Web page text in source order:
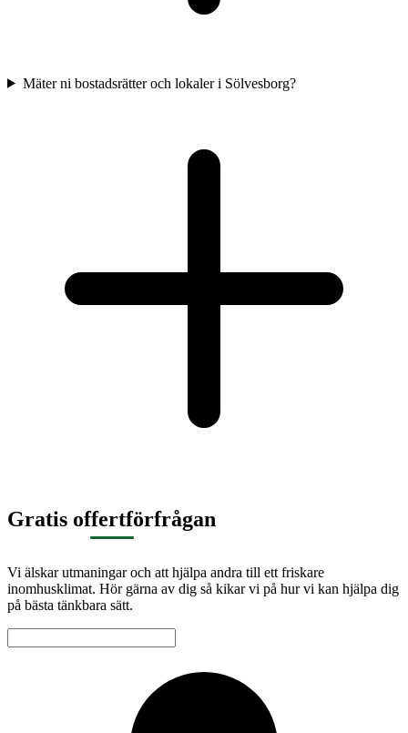
Mäter ni bostadsrätter och lokaler i Sölvesborg?
Gratis offertförfrågan
Vi älskar utmaningar och att hjälpa andra till ett friskare
inomhusklimat. Hör gärna av dig så kikar vi på hur vi kan hjälpa dig
på bästa tänkbara sätt.